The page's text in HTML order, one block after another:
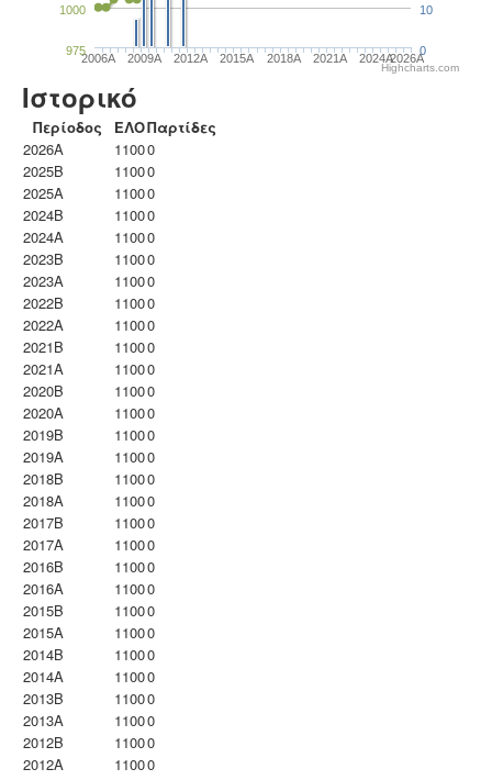
2006A 2009A 2012A 2015A 2018A 2021A 2024A2026A
975
1000
0
10
Highcharts.com
Ιστορικό
Περίοδος ΕΛΟΠαρτίδες
2026A
11000
2025B
11000
2025A
11000
2024B
11000
2024A
11000
2023B
11000
2023Α
11000
2022B
11000
2022A
11000
2021B
11000
2021A
11000
2020B
11000
2020A
11000
2019B
11000
2019A
11000
2018B
11000
2018A
11000
2017B
11000
2017A
11000
2016B
11000
2016A
11000
2015B
11000
2015A
11000
2014B
11000
2014A
11000
2013B
11000
2013A
11000
2012B
11000
2012A
11000